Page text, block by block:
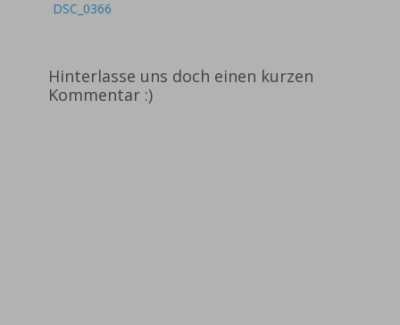
Vorheriger
DSC_0366
Hinterlasse uns doch einen kurzen
Kommentar :)